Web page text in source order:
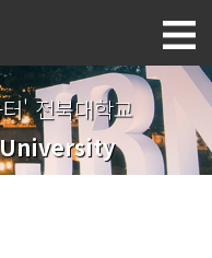
' 전북대학교